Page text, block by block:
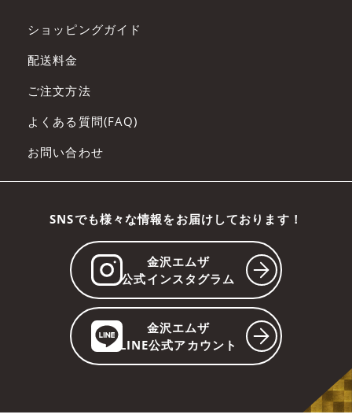
ショッピングガイド
配送料金
ご注文方法
よくある質問(FAQ)
お問い合わせ
SNSでも様々な情報をお届けしております！
金沢エムザ
公式インスタグラム
金沢エムザ
LINE公式アカウント